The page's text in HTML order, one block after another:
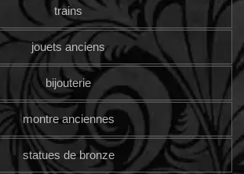
trains
jouets anciens
bijouterie
montre anciennes
statues de bronze